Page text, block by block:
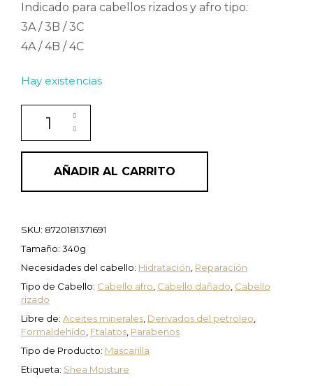
Indicado para cabellos rizados y afro tipo:
3A / 3B / 3C
4A / 4B / 4C
Hay existencias
Mascarilla Deep Treatment Masque Raw Shea Butter
AÑADIR AL CARRITO
SKU: 8720181371691
Tamaño: 340g
Necesidades del cabello: Hidratación Reparación
Tipo de Cabello: Cabello afro Cabello dañado Cabello
rizado
Libre de: Aceites minerales Derivados del petroleo
Formaldehído Ftalatos Parabenos
Tipo de Producto: Mascarilla
Etiqueta: Shea Moisture